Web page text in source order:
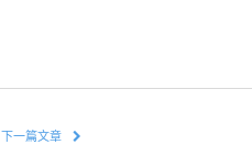
下一篇文章